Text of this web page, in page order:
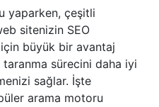
yaparken, çeşitli
sitenizin SEO
büyük bir avantaj
sürecini daha iyi
sağlar. İşte
arama motoru